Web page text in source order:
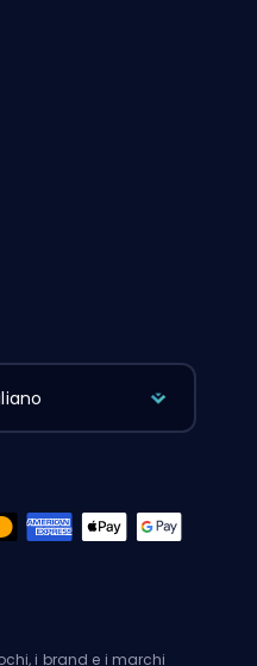
i brand e i marchi